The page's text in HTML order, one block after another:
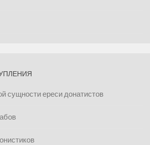
сущности ереси донатистов